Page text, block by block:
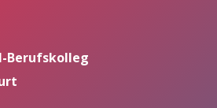
Berufskolleg